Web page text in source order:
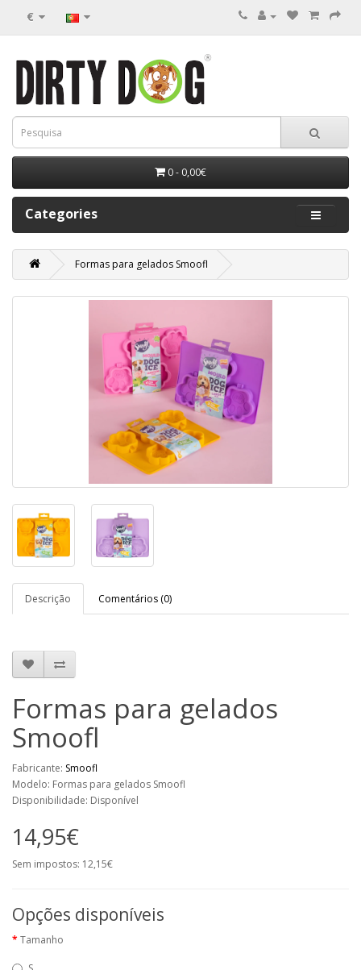
€
0 - 0,00€
Categories
Formas para gelados Smoofl
Descrição Comentários (0)
Formas para gelados
Smoofl
Fabricante: Smoofl
Modelo: Formas para gelados Smoofl
Disponibilidade: Disponível
14,95€
Sem impostos: 12,15€
Opções disponíveis
Tamanho